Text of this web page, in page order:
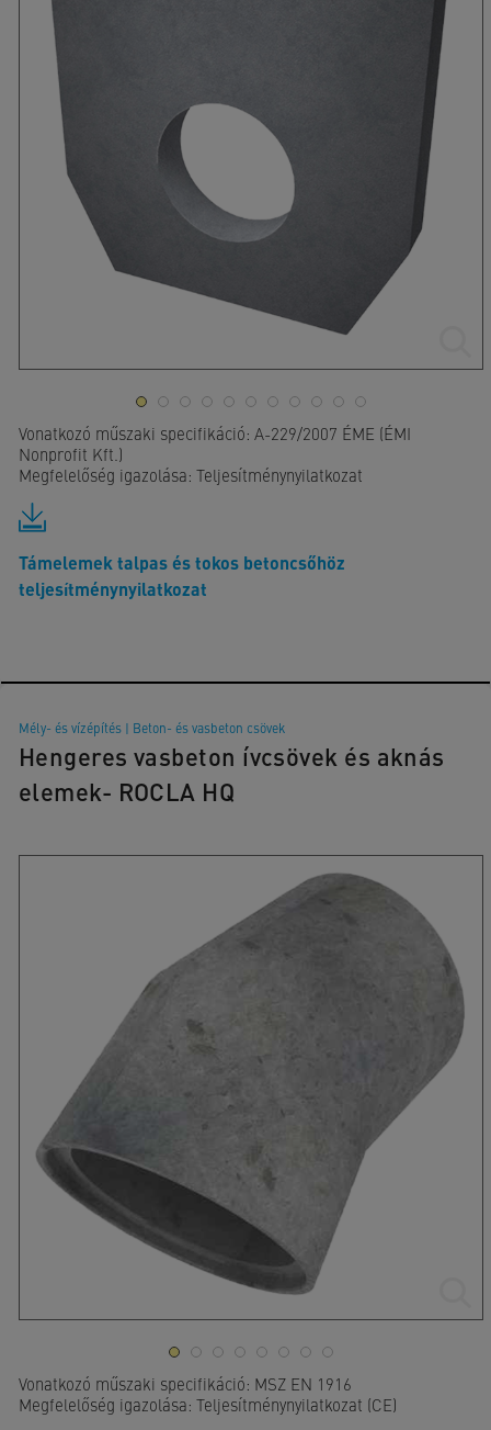
Vonatkozó műszaki specifikáció: A-229/2007 ÉME (ÉMI
Nonprofit Kft.)
Megfelelőség igazolása: Teljesítménynyilatkozat
Támelemek talpas és tokos betoncsőhöz
teljesítménynyilatkozat
Mély- és vízépítés | Beton- és vasbeton csövek
Hengeres vasbeton ívcsövek és aknás
elemek- ROCLA HQ
Vonatkozó műszaki specifikáció: MSZ EN 1916
Megfelelőség igazolása: Teljesítménynyilatkozat (CE)